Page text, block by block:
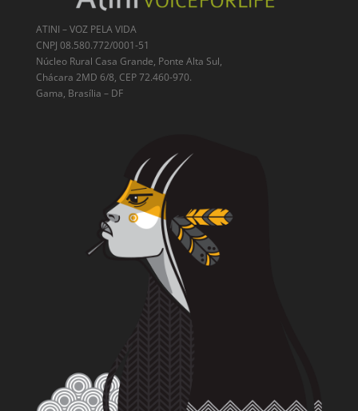
ATINI – VOZ PELA VIDA
CNPJ 08.580.772/0001-51
Núcleo Rural Casa Grande, Ponte Alta Sul,
Chácara 2MD 6/8, CEP 72.460-970.
Gama, Brasília – DF